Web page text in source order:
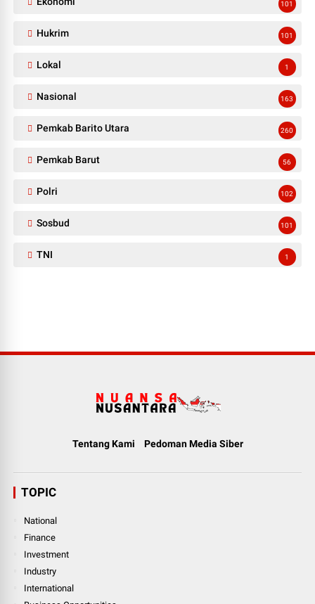
101
Hukrim 101
Lokal 1
Nasional 163
Pemkab Barito Utara 260
Pemkab Barut 56
Polri 102
Sosbud 101
TNI 1
Tentang Kami Pedoman Media Siber
TOPIC
National
Finance
Investment
Industry
International